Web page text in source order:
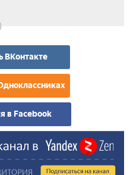
ВКонтакте
в Facebook